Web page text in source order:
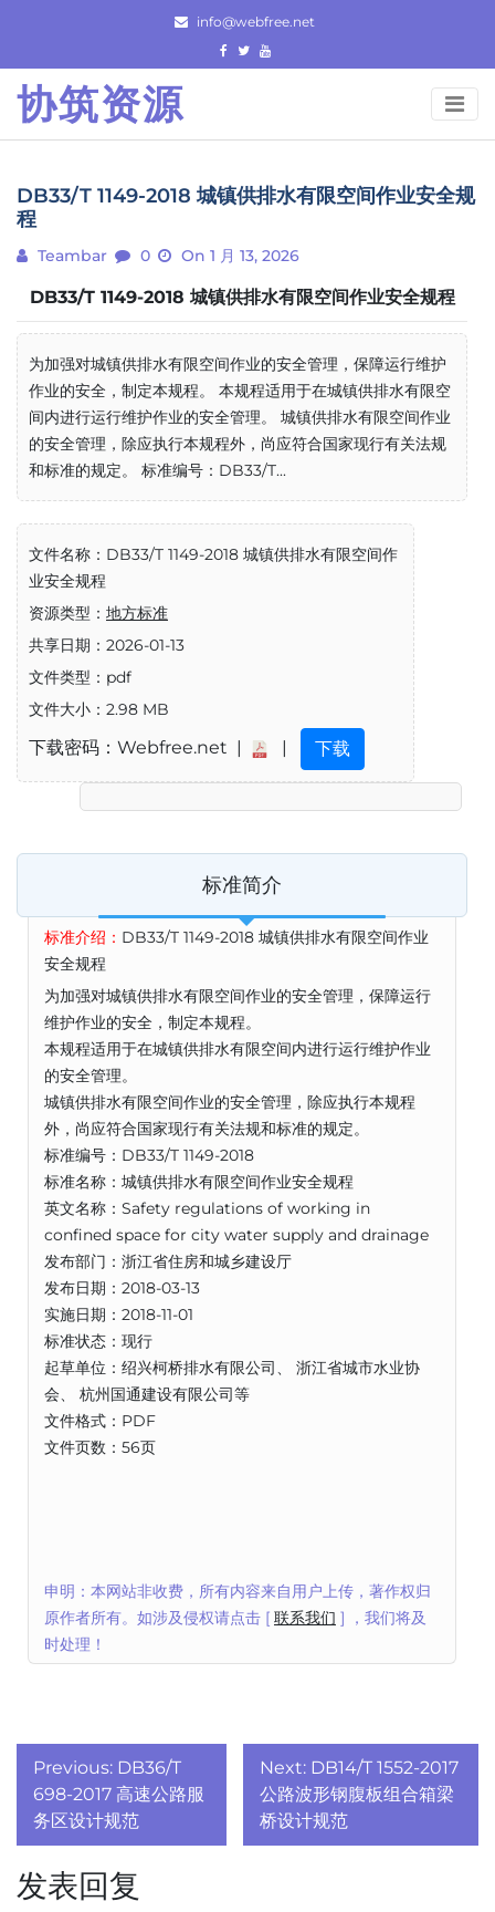
content
info@webfree.net
协筑资源
DB33/T 1149-2018 城镇供排水有限空间作业安全规
程
Teambar 0 On 1 月 13, 2026
DB33/T 1149-2018 城镇供排水有限空间作业安全规程
为加强对城镇供排水有限空间作业的安全管理，保障运行维护
作业的安全，制定本规程。 本规程适用于在城镇供排水有限空
间内进行运行维护作业的安全管理。 城镇供排水有限空间作业
的安全管理，除应执行本规程外，尚应符合国家现行有关法规
和标准的规定。 标准编号：DB33/T...
文件名称：DB33/T 1149-2018 城镇供排水有限空间作
业安全规程
资源类型： 地方标准
共享日期：2026-01-13
文件类型：pdf
文件大小：2.98 MB
下载密码：Webfree.net | | 下载
标准简介
标准介绍： DB33/T 1149-2018 城镇供排水有限空间作业
安全规程
为加强对城镇供排水有限空间作业的安全管理，保障运行
维护作业的安全，制定本规程。
本规程适用于在城镇供排水有限空间内进行运行维护作业
的安全管理。
城镇供排水有限空间作业的安全管理，除应执行本规程
外，尚应符合国家现行有关法规和标准的规定。
标准编号：DB33/T 1149-2018
标准名称：城镇供排水有限空间作业安全规程
英文名称：Safety regulations of working in
confined space for city water supply and drainage
发布部门：浙江省住房和城乡建设厅
发布日期：2018-03-13
实施日期：2018-11-01
标准状态：现行
起草单位：绍兴柯桥排水有限公司、 浙江省城市水业协
会、 杭州国通建设有限公司等
文件格式：PDF
文件页数：56页
申明：本网站非收费，所有内容来自用户上传，著作权归
原作者所有。如涉及侵权请点击 [ 联系我们 ] ，我们将及
时处理！
文
章
导
航
Previous: DB36/T
698-2017 高速公路服
务区设计规范
Next: DB14/T 1552-2017
公路波形钢腹板组合箱梁
桥设计规范
发表回复